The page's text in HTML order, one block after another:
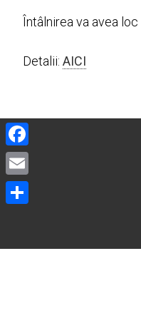
Întâlnirea va avea loc
Detalii: AICI
Facebook
Email